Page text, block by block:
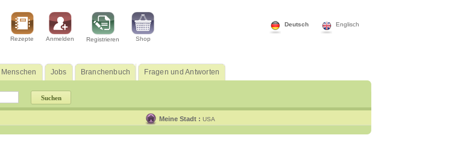
Englisch
Deutsch
Rezepte Anmelden Registrieren Shop
Menschen Jobs Branchenbuch Fragen und Antworten
Meine Stadt : USA